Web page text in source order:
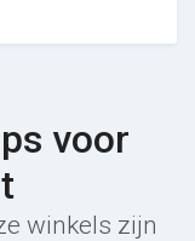
voor
winkels zijn